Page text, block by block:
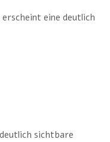
eine deutlich
sichtbare